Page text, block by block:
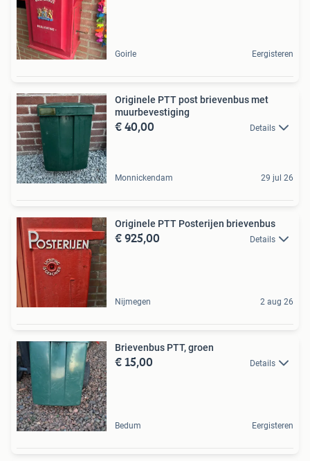
Goirle Eergisteren
Originele PTT post brievenbus met
muurbevestiging
€ 40,00 Details
Monnickendam 29 jul 26
Originele PTT Posterijen brievenbus
€ 925,00 Details
Nijmegen 2 aug 26
Brievenbus PTT, groen
€ 15,00 Details
Bedum Eergisteren